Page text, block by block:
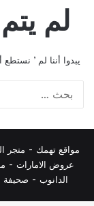
لم
يبدوا أننا لم ’
مواقع تهمك - متجر
عروض الامارات -
الدانوب -